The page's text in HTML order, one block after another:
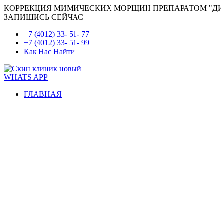
КОРРЕКЦИЯ МИМИЧЕСКИХ МОРЩИН ПРЕПАРАТОМ
ЗАПИШИСЬ СЕЙЧАС
+7 (4012) 33- 51- 77
+7 (4012) 33- 51- 99
Как Нас Найти
WHATS APP
ГЛАВНАЯ